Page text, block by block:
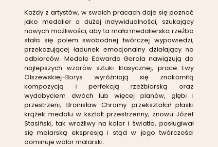
Każdy z artystów, w swoich pracach daje się poznać
jako medalier o dużej indywidualności, szukający
nowych możliwości, aby ta mała medalierska rzeźba
stała się polem swobodnej twórczej wypowiedzi,
przekazującej ładunek emocjonalny działający na
odbiorców. Medale Edwarda Gorola nawiązują do
najlepszych wzorów sztuki klasycznej, prace Ewy
Olszewskiej-Borys wyróżniają się znakomitą
kompozycją i perfekcją rzeźbiarską oraz
wydobyciem dwóch lub więcej planów, głębi i
przestrzeni, Bronisław Chromy przekształcił płaski
krążek medalu w kształt przestrzenny, znowu Józef
Stasiński, tak wrażliwy na kolor i światło, posługiwał
się malarską ekspresją i stąd w jego twórczości
dominuje walor malarski.